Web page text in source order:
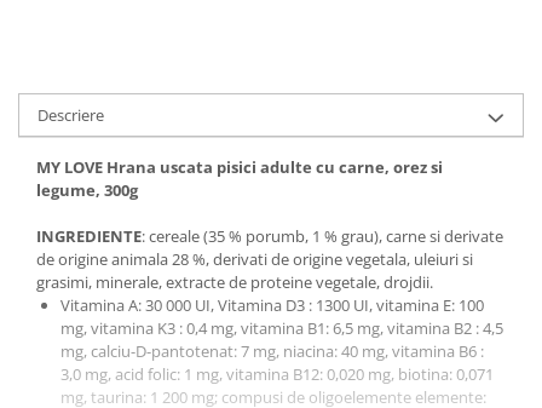
Descriere
MY LOVE Hrana uscata pisici adulte cu carne, orez si
legume, 300g
INGREDIENTE: cereale (35 % porumb, 1 % grau), carne si derivate
de origine animala 28 %, derivati de origine vegetala, uleiuri si
grasimi, minerale, extracte de proteine vegetale, drojdii.
Vitamina A: 30 000 UI, Vitamina D3 : 1300 UI, vitamina E: 100
mg, vitamina K3 : 0,4 mg, vitamina B1: 6,5 mg, vitamina B2 : 4,5
mg, calciu-D-pantotenat: 7 mg, niacina: 40 mg, vitamina B6 :
3,0 mg, acid folic: 1 mg, vitamina B12: 0,020 mg, biotina: 0,071
mg, taurina: 1 200 mg; compusi de oligoelemente elemente: